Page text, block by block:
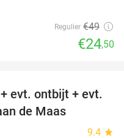
Regulier €49
€24,50
69%
evt. ontbijt + evt.
de Maas
9.4 star